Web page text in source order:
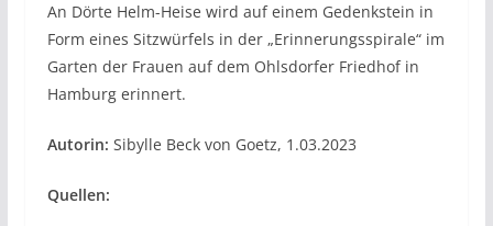
An Dörte Helm-Heise wird auf einem Gedenkstein in
Form eines Sitzwürfels in der „Erinnerungsspirale“ im
Garten der Frauen auf dem Ohlsdorfer Friedhof in
Hamburg erinnert.
Autorin: Sibylle Beck von Goetz, 1.03.2023
Quellen: